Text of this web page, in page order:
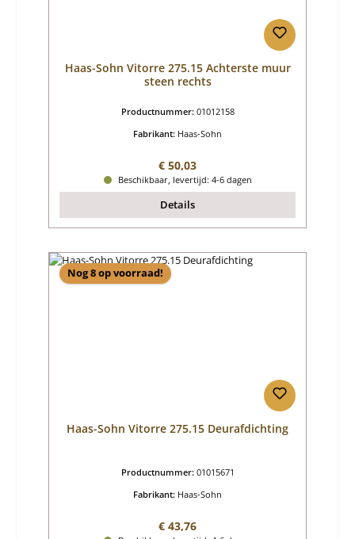
Haas-Sohn Vitorre 275.15 Achterste muur
steen rechts
Productnummer: 01012158
Fabrikant: Haas-Sohn
Normale prijs:
€ 50,03
Beschikbaar, levertijd: 4-6 dagen
Details
Nog 8 op voorraad!
Haas-Sohn Vitorre 275.15 Deurafdichting
Productnummer: 01015671
Fabrikant: Haas-Sohn
Normale prijs:
€ 43,76